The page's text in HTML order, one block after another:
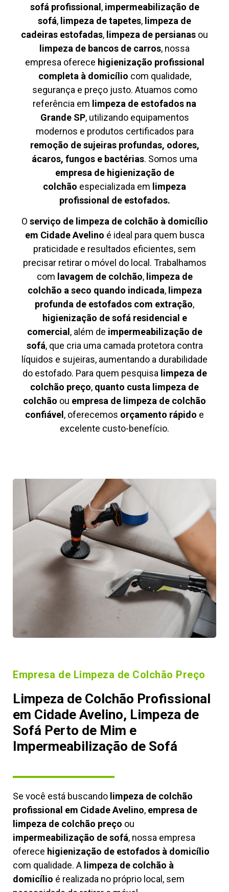
sofá profissional , impermeabilização de
sofá, limpeza de tapetes, limpeza de
cadeiras estofadas, limpeza de persianas ou
limpeza de bancos de carros, nossa
empresa oferece higienização profissional
completa à domicílio com qualidade,
segurança e preço justo. Atuamos como
referência em limpeza de estofados na
Grande SP, utilizando equipamentos
modernos e produtos certificados para
remoção de sujeiras profundas, odores,
ácaros, fungos e bactérias. Somos uma
empresa de higienização de
colchão especializada em limpeza
profissional de estofados.
O serviço de limpeza de colchão à domicílio
em Cidade Avelino é ideal para quem busca
praticidade e resultados eficientes, sem
precisar retirar o móvel do local. Trabalhamos
com lavagem de colchão, limpeza de
colchão a seco quando indicada, limpeza
profunda de estofados com extração,
higienização de sofá residencial e
comercial , além de impermeabilização de
sofá, que cria uma camada protetora contra
líquidos e sujeiras, aumentando a durabilidade
do estofado. Para quem pesquisa limpeza de
colchão preço, quanto custa limpeza de
colchão ou empresa de limpeza de colchão
confiável , oferecemos orçamento rápido e
excelente custo-benefício.
Empresa de Limpeza de Colchão Preço
Limpeza de Colchão Profissional
em Cidade Avelino, Limpeza de
Sofá Perto de Mim e
Impermeabilização de Sofá
Se você está buscando limpeza de colchão
profissional em Cidade Avelino, empresa de
limpeza de colchão preço ou
impermeabilização de sofá, nossa empresa
oferece higienização de estofados à domicílio
com qualidade. A limpeza de colchão à
domicílio é realizada no próprio local, sem